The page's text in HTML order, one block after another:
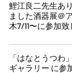
鯉江良二先生あ
ました酒器展＠
木7/11〜に参加
「はなとうつわ
ギャラリー に参